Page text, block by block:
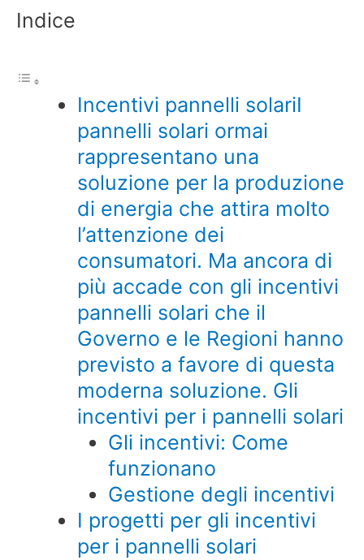
Indice
Incentivi pannelli solariI
pannelli solari ormai
rappresentano una
soluzione per la produzione
di energia che attira molto
l’attenzione dei
consumatori. Ma ancora di
più accade con gli incentivi
pannelli solari che il
Governo e le Regioni hanno
previsto a favore di questa
moderna soluzione. Gli
incentivi per i pannelli solari
Gli incentivi: Come
funzionano
Gestione degli incentivi
I progetti per gli incentivi
per i pannelli solari